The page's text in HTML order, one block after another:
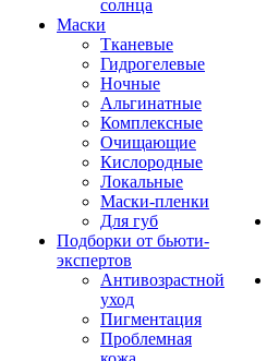
солнца
Маски
Тканевые
Гидрогелевые
Ночные
Альгинатные
Комплексные
Очищающие
Кислородные
Локальные
Маски-пленки
Для губ
Подборки от бьюти-
экспертов
Антивозрастной
уход
Пигментация
Проблемная